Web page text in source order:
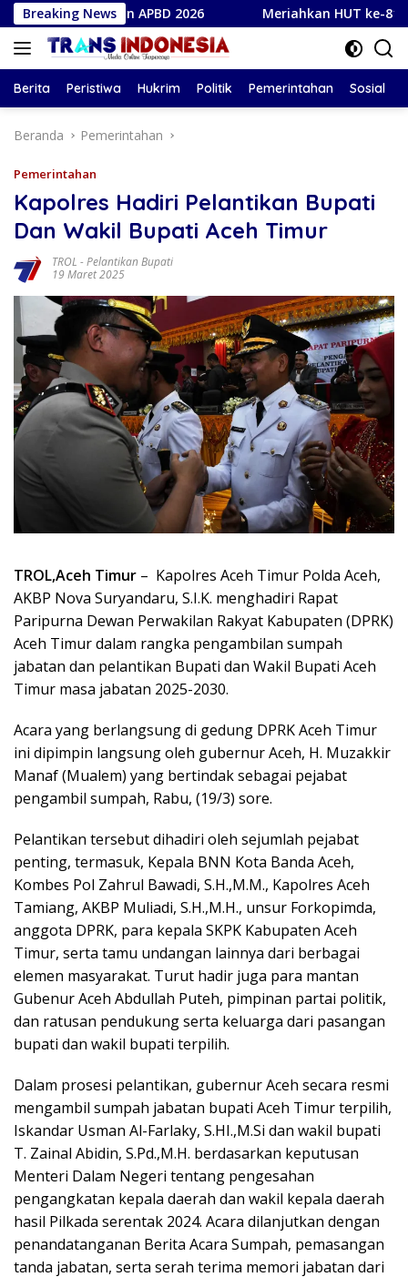
Langsung
ke
konten
Breaking News
APBD 2026 Meriahkan HUT ke-81
Berita Peristiwa Hukrim Politik Pemerintahan Sosial
Beranda Pemerintahan
Pemerintahan
Kapolres Hadiri Pelantikan Bupati
Dan Wakil Bupati Aceh Timur
TROL -Pelantikan Bupati
19 Maret 2025
TROL,Aceh Timur – Kapolres Aceh Timur Polda Aceh,
AKBP Nova Suryandaru, S.I.K. menghadiri Rapat
Paripurna Dewan Perwakilan Rakyat Kabupaten (DPRK)
Aceh Timur dalam rangka pengambilan sumpah
jabatan dan pelantikan Bupati dan Wakil Bupati Aceh
Timur masa jabatan 2025-2030.
Acara yang berlangsung di gedung DPRK Aceh Timur
ini dipimpin langsung oleh gubernur Aceh, H. Muzakkir
Manaf (Mualem) yang bertindak sebagai pejabat
pengambil sumpah, Rabu, (19/3) sore.
Pelantikan tersebut dihadiri oleh sejumlah pejabat
penting, termasuk, Kepala BNN Kota Banda Aceh,
Kombes Pol Zahrul Bawadi, S.H.,M.M., Kapolres Aceh
Tamiang, AKBP Muliadi, S.H.,M.H., unsur Forkopimda,
anggota DPRK, para kepala SKPK Kabupaten Aceh
Timur, serta tamu undangan lainnya dari berbagai
elemen masyarakat. Turut hadir juga para mantan
Gubenur Aceh Abdullah Puteh, pimpinan partai politik,
dan ratusan pendukung serta keluarga dari pasangan
bupati dan wakil bupati terpilih.
Dalam prosesi pelantikan, gubernur Aceh secara resmi
mengambil sumpah jabatan bupati Aceh Timur terpilih,
Iskandar Usman Al-Farlaky, S.HI.,M.Si dan wakil bupati
T. Zainal Abidin, S.Pd.,M.H. berdasarkan keputusan
Menteri Dalam Negeri tentang pengesahan
pengangkatan kepala daerah dan wakil kepala daerah
hasil Pilkada serentak 2024. Acara dilanjutkan dengan
penandatanganan Berita Acara Sumpah, pemasangan
tanda jabatan, serta serah terima memori jabatan dari